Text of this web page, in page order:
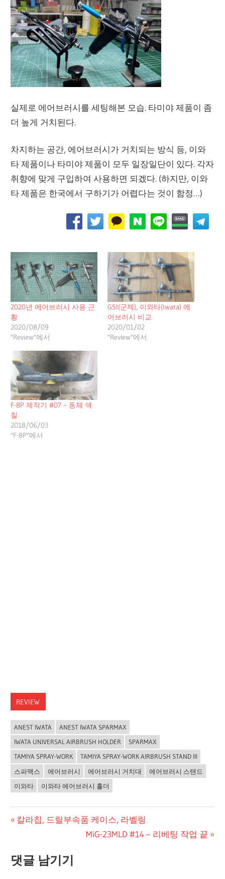
실제로 에어브러시를 세팅해본 모습. 타미야 제품이 좀
더 높게 거치된다.
차지하는 공간, 에어브러시가 거치되는 방식 등, 이와
타 제품이나 타미야 제품이 모두 일장일단이 있다. 각자
취향에 맞게 구입하여 사용하면 되겠다. (하지만, 이와
타 제품은 한국에서 구하기가 어렵다는 것이 함정…)
2020년 에어브러시 사용 근
황
2020/08/09
"Review"에서
GSI(군제), 이와타(Iwata) 에
어브러시 비교
2020/01/02
"Review"에서
F-8P 제작기 #07 – 동체 색
칠
2018/06/03
"F-8P"에서
REVIEW
ANEST IWATA
ANEST IWATA SPARMAX
IWATA UNIVERSAL AIRBRUSH HOLDER
SPARMAX
TAMIYA SPRAY-WORK
TAMIYA SPRAY-WORK AIRBRUSH STAND III
스파맥스
에어브러시 에어브러시 거치대
에어브러시 스탠드
이와타
이와타 에어브러시 홀더
글
색
Previous
칼라칩, 드릴부속품 케이스, 라벨링
Next
MiG-23MLD #14 – 리베팅 작업 끝
댓글 남기기